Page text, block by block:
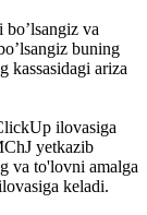
va
buning
kassasidagi ariza
ilovasiga
yetkazib
va to'lovni amalga
keladi.